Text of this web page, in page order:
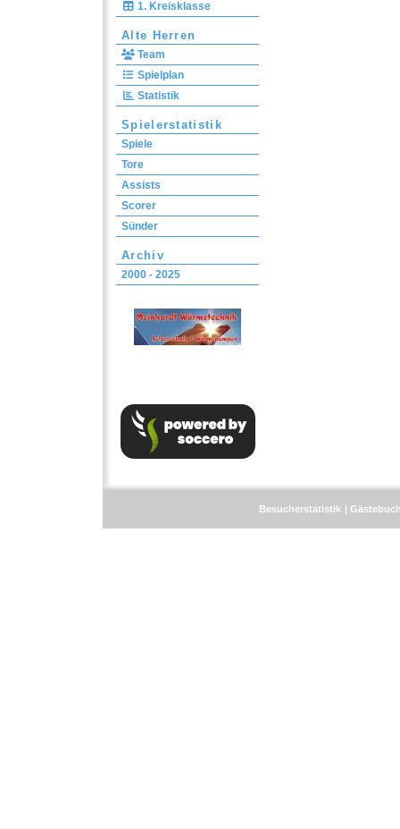
1. Kreisklasse
Alte Herren
Team
Spielplan
Statistik
Spielerstatistik
Spiele
Tore
Assists
Scorer
Sünder
Archiv
2000 - 2025
Besucherstatistik